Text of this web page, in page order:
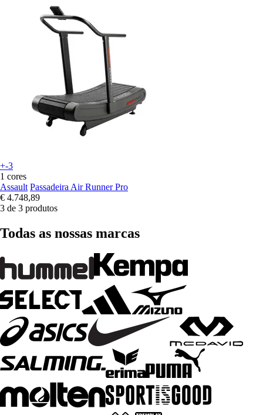
+-3
1 cores
Assault Passadeira Air Runner Pro
€ 4.748,89
3 de 3 produtos
Todas as nossas marcas